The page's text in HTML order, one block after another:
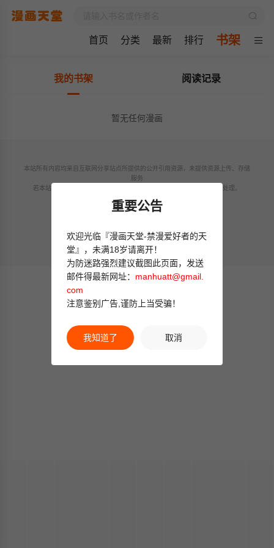
首页 分类 最新 排行 书架
我的书架 阅读记录
暂无任何漫画
本站所有内容均来自互联网分享站点所提供的公开引用资源，未提供资源上传、存储
服务
若本站收录内容侵犯了您的权益，请附说明联系邮箱，本站将第一时间处理。
联系邮箱：
© 2024 mhtt.xyz All rights reservd.
重要公告
欢迎光临『漫画天堂-禁漫爱好者的天
堂』，未满18岁请离开！
为防迷路强烈建议截图此页面，发送
邮件得最新网址： manhuatt@gmail.
com
注意鉴别广告,谨防上当受骗！
我知道了 取消